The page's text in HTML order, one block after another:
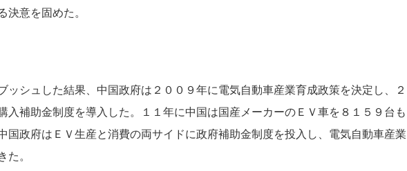
決意を固めた。
シュした結果、中国政府は２００９年に電気自動車産業育成政策を決定し、２
入補助金制度を導入した。１１年に中国は国産メーカーのＥＶ車を８１５９台も
国政府はＥＶ生産と消費の両サイドに政府補助金制度を投入し、電気自動車産業
た。